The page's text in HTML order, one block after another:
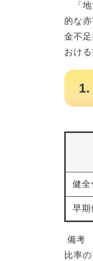
「地
的な
金不
おけ
1.
健全
早期
備考
比率